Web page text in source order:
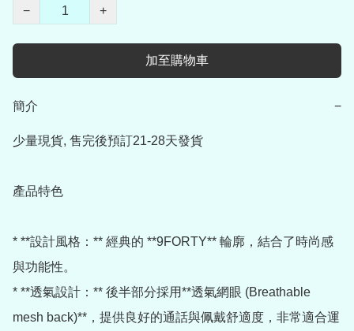
−
+
加至購物車
簡介 −
少量現貨, 售完後預訂21-28天發貨
產品特色
* **設計風格：** 經典的 **9FORTY** 輪廓，結合了時尚感
與功能性。
* **透氣設計：** 後半部分採用**透氣網眼 (Breathable
mesh back)**，提供良好的通話與佩戴舒適度，非常適合運